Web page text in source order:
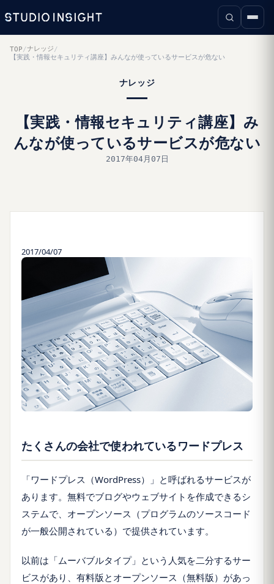
TOP /ナレッジ /
【実践・情報セキュリティ講座】みんなが使っているサービスが危ない
ナレッジ
【実践・情報セキュリティ講座】み
んなが使っているサービスが危ない
2017年04月07日
2017/04/07
たくさんの会社で使われているワードプレス
「ワードプレス（WordPress）」と呼ばれるサービスが
あります。無料でブログやウェブサイトを作成できるシ
ステムで、オープンソース（プログラムのソースコード
が一般公開されている）で提供されています。
以前は「ムーバブルタイプ」という人気を二分するサー
ビスがあり、有料版とオープンソース（無料版）があっ